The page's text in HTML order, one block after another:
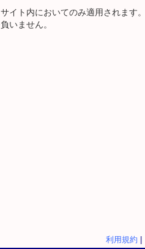
イト内においてのみ適用されま
いません。
利用規約